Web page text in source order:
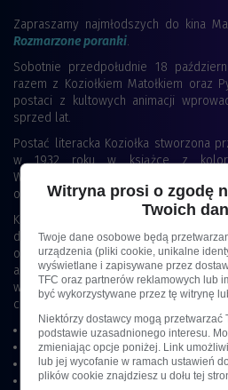
Zapraszamy najmłodszych do kina
Rozmarzone poranki.
Sobotnie przedpołudnie 18
razem z Koziołkiem Matołkiem oraz
postaci z kultowych animacji
sprzed lat.
Postać literacka Koziołka stworzona
w 1932 roku w książce z
Walentynowicza należą do jednych z
obrazkowych dla dzieci.
Koziołek jednak to postać
dobrotliwie naiwna i niesamowicie
okazja zobaczenia przygód Koziołka
aktywność łącząca pokolenia.
w przestrzeni kina (około 20 minut),
cztery odcinki „Dziwnych przygód
Gwiazdor filmowy
Przyjaciel zwierząt
W opałach
Rajd
Witryna prosi o zgodę
Twoich
Twoje dane osobowe będą
urządzenia (pliki cookie, unikalne
wyświetlane i zapisywane przez
TFC oraz partnerów reklamowych lub
być wykorzystywane przez tę witrynę
Niektórzy dostawcy mogą przetwarzać
podstawie uzasadnionego interesu.
zmieniając opcje poniżej. Link
lub jej wycofanie w ramach ustawień
plików cookie znajdziesz u dołu tej